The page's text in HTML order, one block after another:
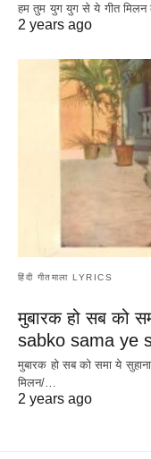
हम तुम युग युग से ये गीत
2 years ago
हिंदी गीतमाला LYRICS
मुबारक हो सब को
sabko sama ye
मुबारक हो सब को समा ये
मिलन/…
2 years ago